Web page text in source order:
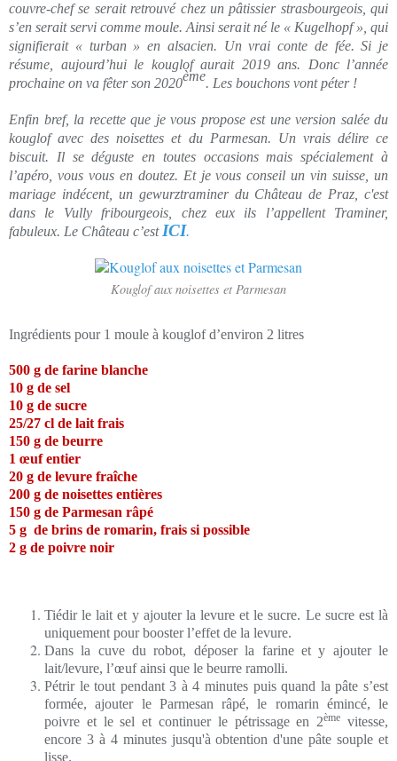
couvre-chef se serait retrouvé chez un pâtissier strasbourgeois, qui
s’en serait servi comme moule. Ainsi serait né le « Kugelhopf », qui
signifierait « turban » en alsacien. Un vrai conte de fée. Si je
résume, aujourd’huile kouglof aurait 2019 ans. Donc l’année
prochaine on va fêter son 2020ème. Les bouchons vont péter !
Enfin bref, la recette que je vous propose est une version salée du
kouglof avec des noisettes et du Parmesan. Un vrais délire ce
biscuit. Il se déguste en toutes occasions mais spécialement à
l’apéro, vous vous en doutez. Et je vous conseil un vin suisse, un
mariage indécent, un gewurztraminerdu Château de Praz, c'est
dans le Vully fribourgeois, chez eux ils l’appellent Traminer,
fabuleux. Le Château c’est ICI.
Kouglof aux noisettes et Parmesan
Ingrédients pour 1 moule à kouglof d’environ 2 litres
500 g de farine blanche
10 g de sel
10 g de sucre
25/27 cl de lait frais
150 g de beurre
1 œuf entier
20 g de levure fraîche
200 g de noisettes entières
150 g de Parmesan râpé
5 g de brins de romarin, frais si possible
2 g de poivre noir
Tiédir le lait et y ajouter la levure et le sucre. Le sucre est là
uniquement pour booster l’effet de la levure.
Dans la cuve du robot, déposer la farine et y ajouter le
lait/levure, l’œuf ainsi que le beurre ramolli.
Pétrir le tout pendant 3 à 4 minutes puis quand la pâte s’est
formée, ajouter le Parmesan râpé, le romarin émincé, le
poivre et le sel et continuer le pétrissage en 2ème vitesse,
encore 3 à 4 minutes jusqu'à obtention d'une pâte souple et
lisse.